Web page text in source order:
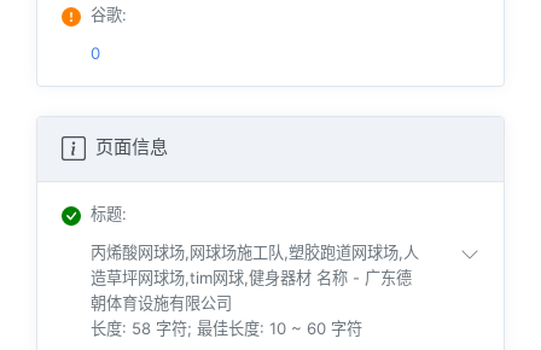
谷歌:
0
页面信息
标题:
丙烯酸网球场,网球场施工队,塑胶跑道网球场,人
造草坪网球场,tim网球,健身器材 名称 - 广东德
朝体育设施有限公司
长度: 58 字符; 最佳长度: 10 ~ 60 字符